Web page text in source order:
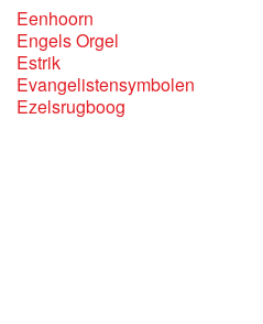
Eenhoorn
Engels Orgel
Estrik
Evangelistensymbolen
Ezelsrugboog